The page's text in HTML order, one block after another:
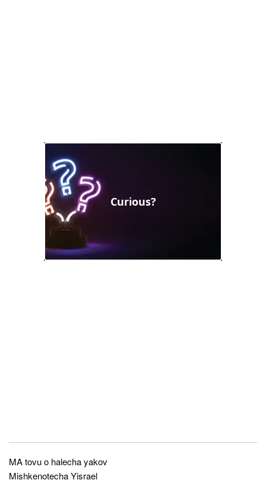
MA tovu o halecha yakov
Mishkenotecha Yisrael